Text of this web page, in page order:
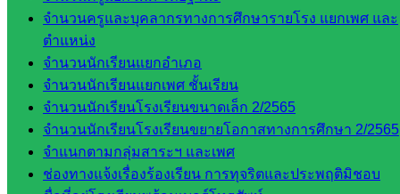
จำนวนครูและบุคลากรทางการศึกษารายโรง แยกเพศ และ
ตำแหน่ง
จำนวนนักเรียนแยกอำเภอ
จำนวนนักเรียนแยกเพศ ชั้นเรียน
จำนวนนักเรียนโรงเรียนขนาดเล็ก 2/2565
จำนวนนักเรียนโรงเรียนขยายโอกาสทางการศึกษา 2/2565
จำแนกตามกลุ่มสาระฯ และเพศ
ช่องทางแจ้งเรื่องร้องเรียน การทุจริตและประพฤติมิชอบ
พรมพิไล
ห้อง
นิเทศ
ศน.ชยา
ธิศ/
ศน.อัญชลี
ห้อง
นิเทศ
ดร.สราว